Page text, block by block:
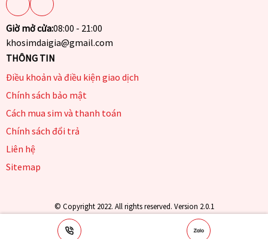
Giờ mở cửa:08:00 - 21:00
khosimdaigia@gmail.com
THÔNG TIN
Điều khoản và điều kiện giao dịch
Chính sách bảo mật
Cách mua sim và thanh toán
Chính sách đổi trả
Liên hệ
Sitemap
© Copyright 2022. All rights reserved. Version 2.0.1